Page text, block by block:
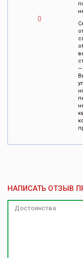
0
—
НАПИСАТЬ ОТЗЫВ